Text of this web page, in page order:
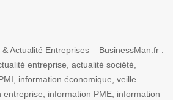
Actualité Entreprises – BusinessMan.fr :
entreprise, actualité société,
information économique, veille
information PME, information